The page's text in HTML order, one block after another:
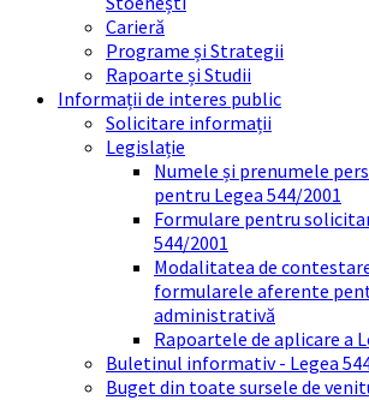
Carieră
Programe și Strategii
Rapoarte și Studii
Informații de interes public
Solicitare informații
Legislație
Numele și prenumele
pentru Legea 544/2001
Formulare pentru
544/2001
Modalitatea de
formularele aferente
administrativă
Rapoartele de aplicare a
Buletinul informativ - Legea
Buget din toate sursele de